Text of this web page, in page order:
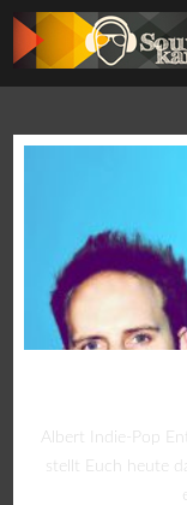
Albert Indie-Pop
stellt Euch heute